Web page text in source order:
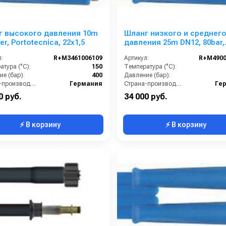
высокого давления 10m
Portotecnica, 22х1,5
R+M3461006109
(°C):
150
(бар):
400
Страна-производитель:
Германия
руб.
⚡ В корзину
Шланг низкого и среднего
давления 25m DN12, 80bar,
арматура нерж.сталь
Артикул:
Температура (°C):
Давление (бар):
Страна-производитель:
34 000 руб.
⚡ В корзину